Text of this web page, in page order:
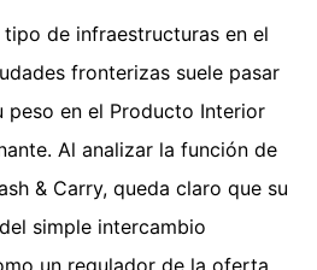
de infraestructuras en el
fronterizas suele pasar
peso en el Producto Interior
Al analizar la función de
& Carry, queda claro que su
simple intercambio